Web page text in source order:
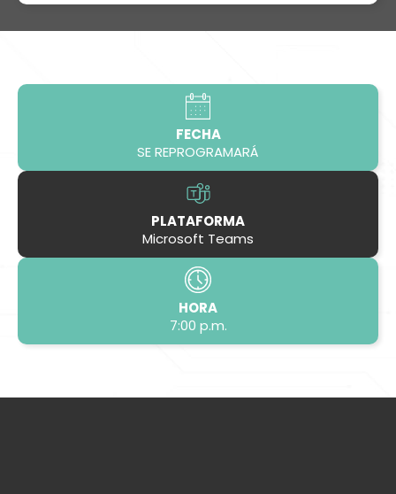
FECHA
SE REPROGRAMARÁ
PLATAFORMA
Microsoft Teams
HORA
7:00 p.m.